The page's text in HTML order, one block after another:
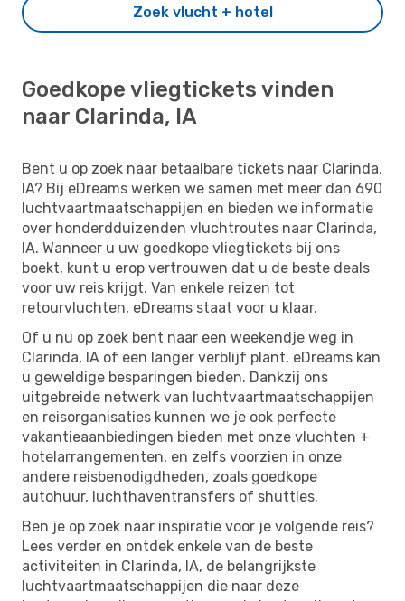
Zoek vlucht + hotel
Goedkope vliegtickets vinden
naar Clarinda, IA
Bent u op zoek naar betaalbare tickets naar Clarinda,
IA? Bij eDreams werken we samen met meer dan 690
luchtvaartmaatschappijen en bieden we informatie
over honderdduizenden vluchtroutes naar Clarinda,
IA. Wanneer u uw goedkope vliegtickets bij ons
boekt, kunt u erop vertrouwen dat u de beste deals
voor uw reis krijgt. Van enkele reizen tot
retourvluchten, eDreams staat voor u klaar.
Of u nu op zoek bent naar een weekendje weg in
Clarinda, IA of een langer verblijf plant, eDreams kan
u geweldige besparingen bieden. Dankzij ons
uitgebreide netwerk van luchtvaartmaatschappijen
en reisorganisaties kunnen we je ook perfecte
vakantieaanbiedingen bieden met onze vluchten +
hotelarrangementen, en zelfs voorzien in onze
andere reisbenodigdheden, zoals goedkope
autohuur, luchthaventransfers of shuttles.
Ben je op zoek naar inspiratie voor je volgende reis?
Lees verder en ontdek enkele van de beste
activiteiten in Clarinda, IA, de belangrijkste
luchtvaartmaatschappijen die naar deze